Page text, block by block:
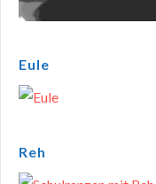
Eule
Reh